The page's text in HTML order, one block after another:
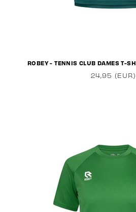
ROBEY - TENNIS CLUB DAMES T-
24,95 (EUR)